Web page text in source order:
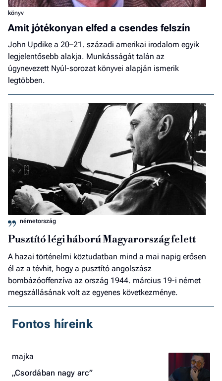
könyv
Amit jótékonyan elfed a csendes felszín
John Updike a 20–21. századi amerikai irodalom egyik
legjelentősebb alakja. Munkásságát talán az
úgynevezett Nyúl-sorozat könyvei alapján ismerik
legtöbben.
németország
Pusztító légi háború Magyarország felett
A hazai történelmi köztudatban mind a mai napig erősen
él az a tévhit, hogy a pusztító angolszász
bombázóoffenzíva az ország 1944. március 19-i német
megszállásának volt az egyenes következménye.
Fontos híreink
majka
„Csordában nagy arc”